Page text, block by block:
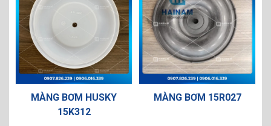
BƠM HUSKY
MÀNG BƠM 15R027 BI BƠM Cao